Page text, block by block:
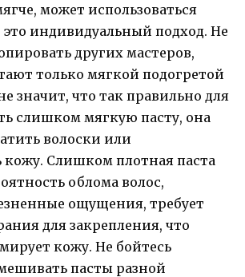
может использоваться
индивидуальный подход. Не
других мастеров,
только мягкой подогретой
значит, что так правильно для
слишком мягкую пасту, она
волоски или
кожу. Слишком плотная паста
облома волос,
ощущения, требует
для закрепления, что
кожу. Не бойтесь
пасты разной